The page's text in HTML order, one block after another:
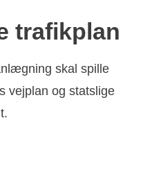
trafikplan
skal spille
vejplan og statslige